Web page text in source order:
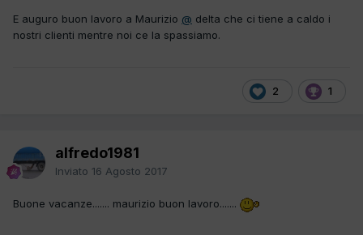
E auguro buon lavoro a Maurizio @ delta che ci tiene a caldo i
nostri clienti mentre noi ce la spassiamo.
2 1
alfredo1981
Inviato 16 Agosto 2017
Buone vacanze....... maurizio buon lavoro.......